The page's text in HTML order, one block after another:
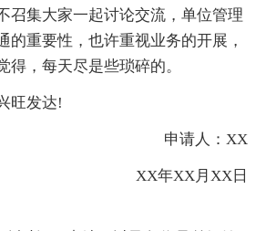
召集大家一起讨论交流，单位管理
的重要性，也许重视业务的开展，
得，每天尽是些琐碎的。
旺发达!
申请人：XX
XX年XX月XX日